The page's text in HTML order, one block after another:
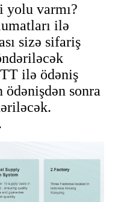
varmı?
ilə
sizə sifariş
ilə ödəniş
sonra